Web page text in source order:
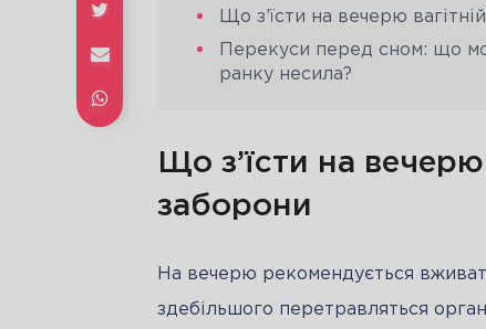
Що з’їсти на вечерю
Перекуси перед сном: що
ранку несила?
Що з’їсти на вечерю
заборони
На вечерю рекомендується
здебільшого перетравляться